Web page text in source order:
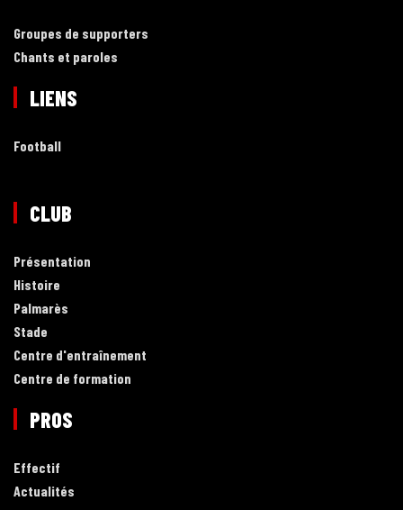
Groupes de supporters
Chants et paroles
LIENS
Football
CLUB
Présentation
Histoire
Palmarès
Stade
Centre d'entraînement
Centre de formation
PROS
Effectif
Actualités